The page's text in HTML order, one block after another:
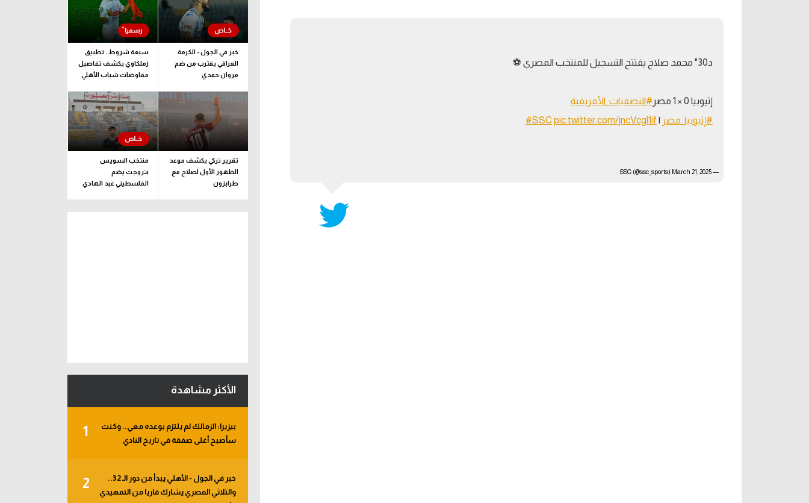
كل البطولات
د30" محمد صلاح يفتتح التسجيل للمنتخب المصري ⚽️
إثيوبيا 0 × 1 مصر
#التصفيات_الأفريقية
#إثيوبيا_مصر ⁩ | ⁦
#SSCpic.twitter.com/jncVcgl1if
— SSC (@ssc_sports)
March 21, 2025
خبر في الجول - الكرمة
العراقي يقترب من ضم
مروان حمدي
سبعة شروط.. تطبيق
زملكاوي يكشف تفاصيل
مفاوضات شباب الأهلي
تقرير تركي يكشف موعد
الظهور الأول لصلاح مع
طرابزون
منتخب السويس
بتروجت يضم
الفلسطيني عبد الهادي
راشد
الأكثر مشاهدة
1
بيزيرا: الزمالك لم يلتزم بوعده معي.. وكنت
سأصبح أغلى صفقة في تاريخ النادي
2
خبر في الجول - الأهلي يبدأ من دور الـ 32..
والثلاثي المصري يشارك قاريا من التمهيدي